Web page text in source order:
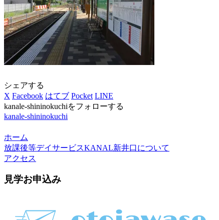
シェアする
X Facebook はてブ Pocket LINE
kanale-shininokuchiをフォローする
kanale-shininokuchi
ホーム
放課後等デイサービスKANAL新井口について
アクセス
見学お申込み